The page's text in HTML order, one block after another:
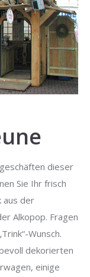
dieser
Sie Ihr frisch
aus der
Alkopop. Fragen
Wunsch.
dekorierten
einige